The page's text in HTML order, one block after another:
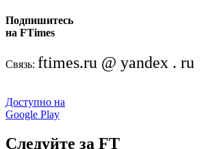
Подпишитесь
на FTimes
Связь: ftimes.ru @ yandex . ru
Доступно на
Google Play
Следуйте за FT